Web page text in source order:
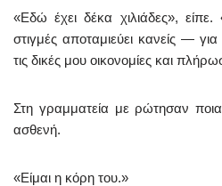
«Εδώ έχει δέκα χιλιάδες», είπε.
στιγμές αποταμιεύει κανείς —
τις δικές μου οικονομίες και
Στη γραμματεία με ρώτησαν
ασθενή.
«Είμαι η κόρη του.»